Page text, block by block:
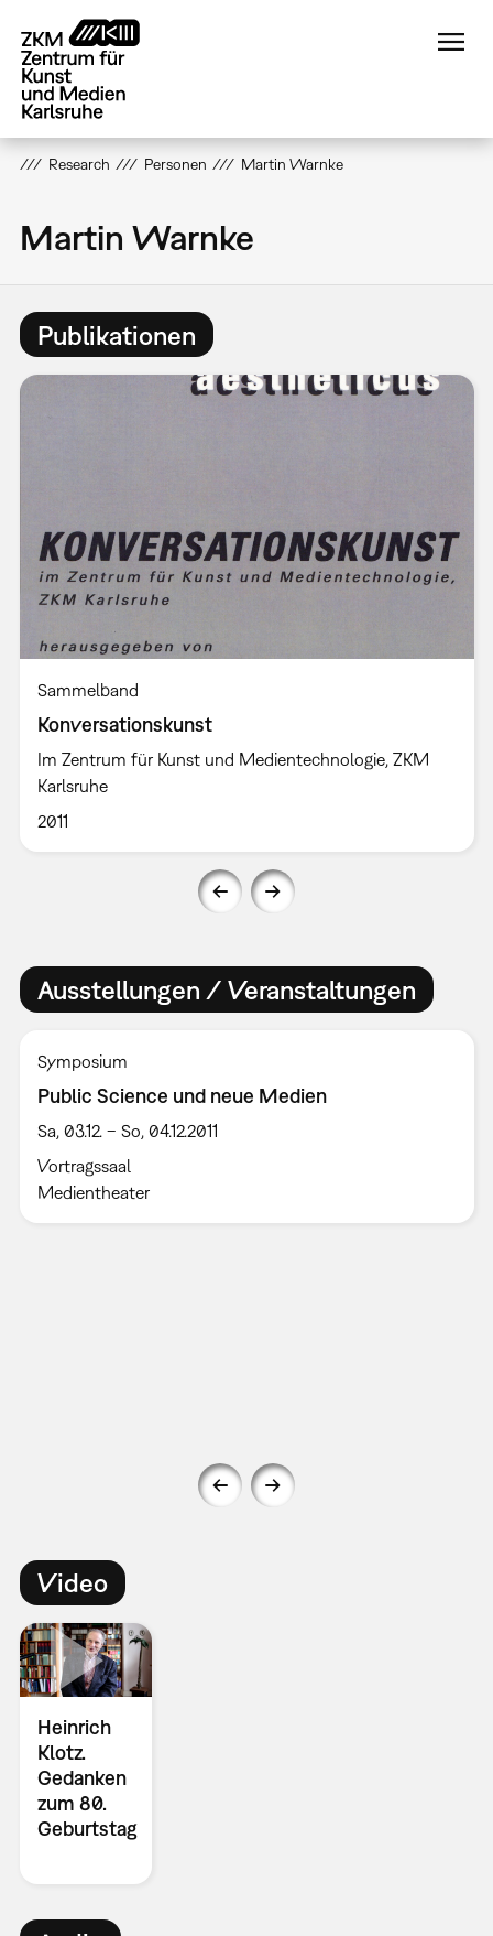
zum
Inhalt
Research Personen Martin Warnke
Martin Warnke
Publikationen
Sammelband
Konversationskunst
Im Zentrum für Kunst und Medientechnologie, ZKM
Karlsruhe
2011
Ausstellungen / Veranstaltungen
Symposium
Public Science und neue Medien
Sa, 03.12. – So, 04.12.2011
Vortragssaal
Medientheater
Video
Heinrich
Klotz.
Gedanken
zum 80.
Geburtstag